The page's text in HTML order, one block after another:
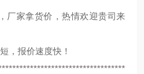
厂家拿货价，热情欢迎贵司来
，报价速度快！